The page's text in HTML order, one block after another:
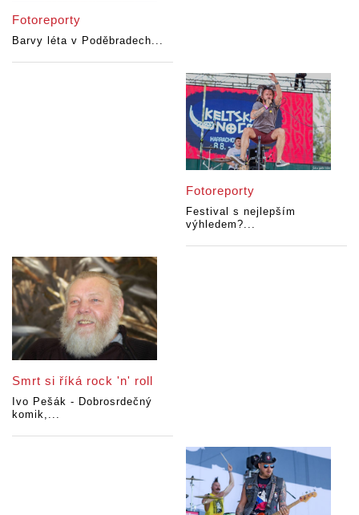
Fotoreporty
Barvy léta v Poděbradech...
Fotoreporty
Festival s nejlepším
výhledem?...
Smrt si říká rock 'n' roll
Ivo Pešák - Dobrosrdečný
komik,...